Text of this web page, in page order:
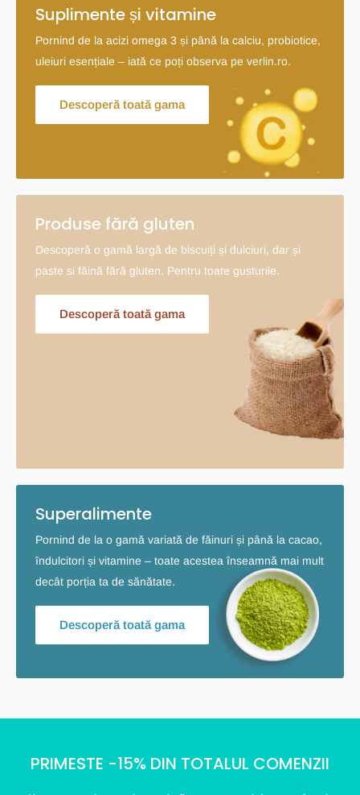
Suplimente și vitamine
Pornind de la acizi omega 3 și până la calciu, probiotice,
uleiuri esențiale – iată ce poți observa pe verlin.ro.
Descoperă toată gama
Produse fără gluten
Descoperă o gamă largă de biscuiți și dulciuri, dar și
paste si făină fără gluten. Pentru toate gusturile.
Descoperă toată gama
Superalimente
Pornind de la o gamă variată de făinuri și până la cacao,
îndulcitori și vitamine – toate acestea înseamnă mai mult
decât porția ta de sănătate.
Descoperă toată gama
PRIMESTE -15% DIN TOTALUL COMENZII